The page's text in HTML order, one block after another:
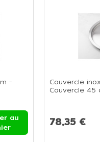
-
au
Couvercle
Couvercle 45
78,35 €